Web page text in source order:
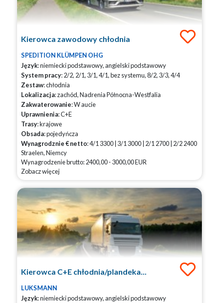
Kierowca zawodowy chłodnia
SPEDITION KLÜMPEN OHG
Język: niemiecki podstawowy, angielski podstawowy
System pracy: 2/2, 2/1, 3/1, 4/1, bez systemu, 8/2, 3/3, 4/4
Zestaw: chłodnia
Lokalizacja: zachód, Nadrenia Północna-Westfalia
Zakwaterowanie: W aucie
Uprawnienia: C+E
Trasy: krajowe
Obsada: pojedyńcza
Wynagrodznie € netto: 4/1 3300 | 3/1 3000 | 2/1 2700 | 2/2 2400
Straelen, Niemcy
Wynagrodzenie brutto: 2400,00 - 3000,00 EUR
Zobacz więcej
Kierowca C+E chłodnia/plandeka...
LUKSMANN
Język: niemiecki podstawowy, angielski podstawowy